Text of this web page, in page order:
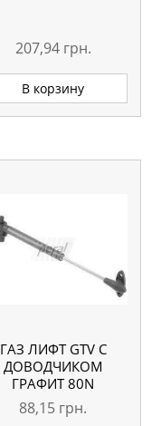
207,94 грн.
В корзину
ГАЗ ЛИФТ GTV С
ДОВОДЧИКОМ
ГРАФИТ 80N
88,15 грн.